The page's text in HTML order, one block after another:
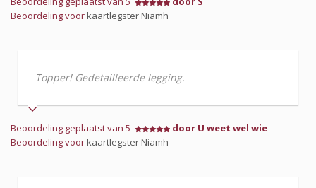
Beoordeling voorkaartlegster Niamh
Topper! Gedetailleerde legging.
Beoordeling geplaatst van 5
door U weet wel wie
Beoordeling voorkaartlegster Niamh